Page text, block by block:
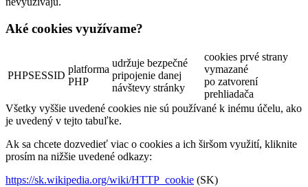
Aké cookies využívame?
PHPSESSID
platforma
PHP
udržuje bezpečné
pripojenie danej
návštevy stránky
cookies prvé strany
vymazané
po zatvorení
prehliadača
Všetky vyššie uvedené cookies nie sú používané k inému účelu, ako
je uvedený v tejto tabuľke.
Ak sa chcete dozvedieť viac o cookies a ich širšom využití, kliknite
prosím na nižšie uvedené odkazy:
https://sk.wikipedia.org/wiki/HTTP_cookie (SK)